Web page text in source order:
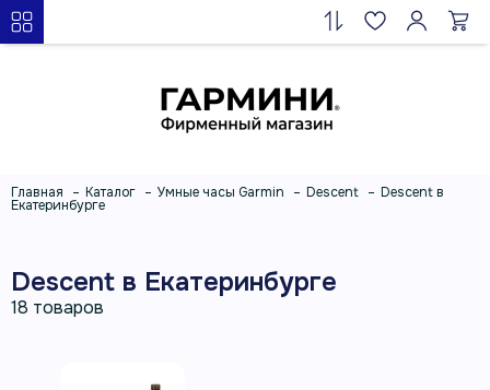
Главная Каталог Умные часы Garmin Descent Descent в
Екатеринбурге
Descent в Екатеринбурге